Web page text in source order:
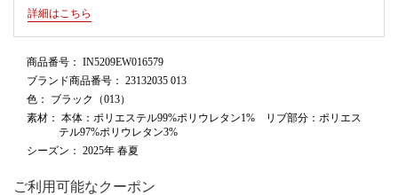
詳細はこちら
商品番号 ： IN5209EW016579
ブランド商品番号 ： 23132035 013
色 ： ブラック（013）
素材 ： 本体：ポリエステル99%ポリウレタン1% リブ部分：ポリエス
テル97%ポリウレタン3%
シーズン ： 2025年 春夏
ご利用可能なクーポン